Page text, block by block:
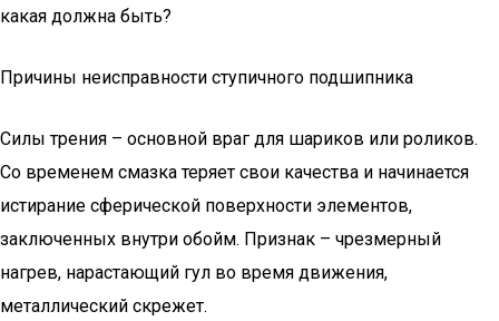
какая должна быть?
Причины неисправности ступичного подшипника
Силы трения – основной враг для шариков или роликов.
Со временем смазка теряет свои качества и начинается
истирание сферической поверхности элементов,
заключенных внутри обойм. Признак – чрезмерный
нагрев, нарастающий гул во время движения,
металлический скрежет.